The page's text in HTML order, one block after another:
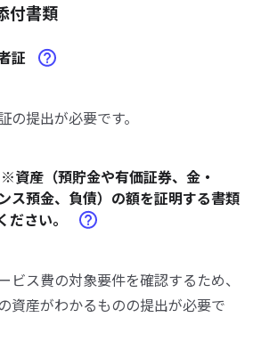
付書類
証
の提出が必要です。
産（預貯金や有価証券、金・
ス預金、負債）の額を証明する書類
ださい。
ビス費の対象要件を確認するため、
資産がわかるものの提出が必要で